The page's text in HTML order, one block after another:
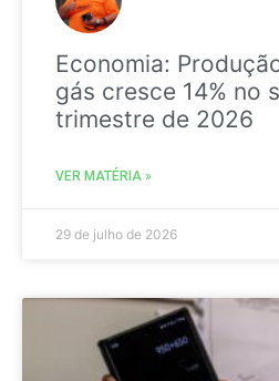
Economia:
gás cresce 14% no
trimestre de 2026
VER MATÉRIA »
29 de julho de 2026